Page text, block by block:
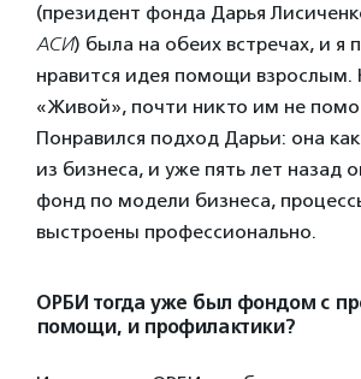
(президент фонда Дарья
АСИ) была на обеих встречах, и я
нравится идея помощи
«Живой», почти никто им не
Понравился подход Дарьи: она
из бизнеса, и уже пять лет назад
фонд по модели бизнеса,
выстроены профессионально.
ОРБИ тогда уже был фондом с
помощи, и профилактики?